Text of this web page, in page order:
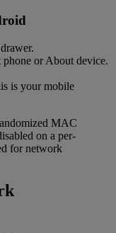
or About device.
is your mobile
MAC
on a per-
for network